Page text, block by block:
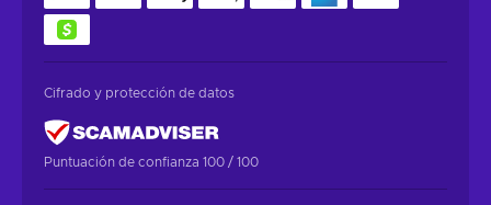
Cifrado y protección de datos
Puntuación de confianza 100 / 100